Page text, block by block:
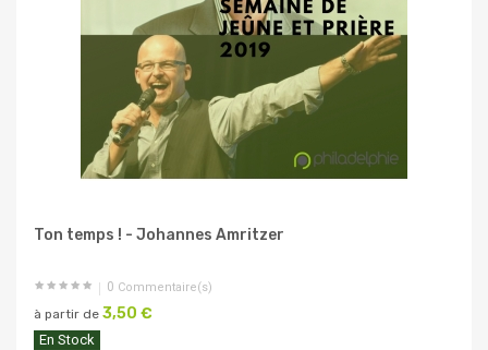
Ton temps ! - Johannes Amritzer
0 Commentaire(s)
à partir de 3,50 €
En Stock